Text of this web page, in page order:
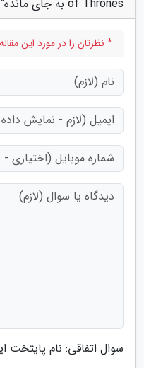
of Thrones به جای مانده"
* نظرتان را در مورد این
سوال اتفاقی: نام پایتخت